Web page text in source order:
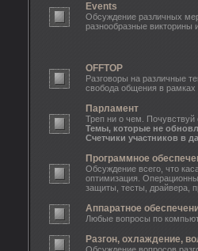
Events
Обсуждение различных
разнообразные викторины
OFFTOP
Разговоры на различные
свобода общения в рамках .
Парламент
Треп ни о чем. Почувствуй
Темы, которые не
Счетчики участников в
Программное
Обсуждение всего, что
оптимизация.
защиты, тесты, драйвера,
Аппаратное
Любые вопросы по
Разгон, охлаждение,